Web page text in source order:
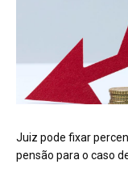
Juiz pode fixar
pensão para o caso